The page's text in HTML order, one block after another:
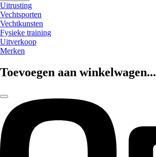
Uitrusting
Vechtsporten
Vechtkunsten
Fysieke training
Uitverkoop
Merken
Toevoegen aan winkelwagen...